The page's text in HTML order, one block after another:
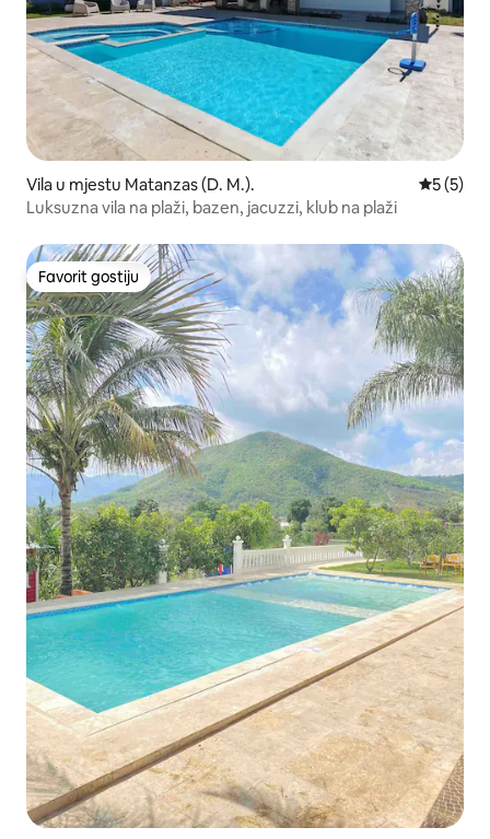
Vila u mjestu Matanzas (D. M.).
5 (5)
Luksuzna vila na plaži, bazen, jacuzzi, klub na plaži
Favorit gostiju
Favorit gostiju